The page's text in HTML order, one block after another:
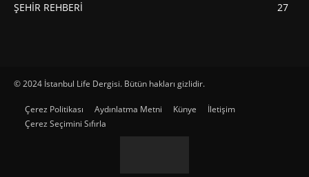
ŞEHİR REHBERİ
27
© 2024 İstanbul Life Dergisi. Bütün hakları gizlidir.
Çerez Politikası Aydınlatma Metni Künye
İletişim
Çerez Seçimini Sıfırla